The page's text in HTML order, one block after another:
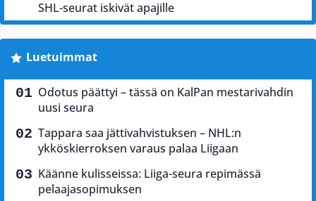
SHL-seurat iskivät apajille
Luetuimmat
Odotus päättyi – tässä on KalPan mestarivahdin
uusi seura
Tappara saa jättivahvistuksen – NHL:n
ykköskierroksen varaus palaa Liigaan
Käänne kulisseissa: Liiga-seura repimässä
pelaajasopimuksen